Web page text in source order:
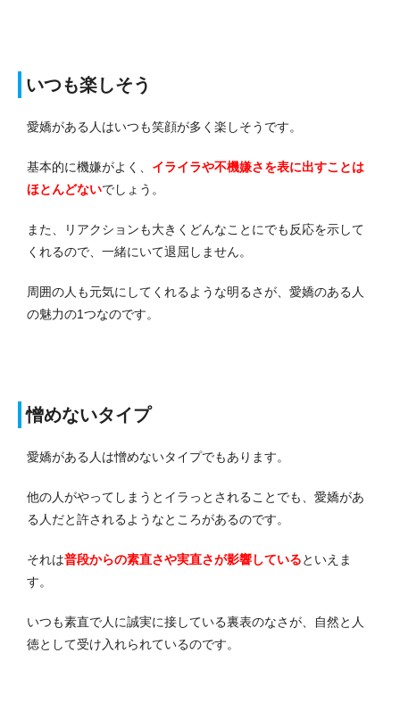
いつも楽しそう
愛嬌がある人はいつも笑顔が多く楽しそうです。
基本的に機嫌がよく、 イライラや不機嫌さを表に出すことは
ほとんどないでしょう。
また、リアクションも大きくどんなことにでも反応を示して
くれるので、一緒にいて退屈しません。
周囲の人も元気にしてくれるような明るさが、愛嬌のある人
の魅力の1つなのです。
憎めないタイプ
愛嬌がある人は憎めないタイプでもあります。
他の人がやってしまうとイラっとされることでも、愛嬌があ
る人だと許されるようなところがあるのです。
それは普段からの素直さや実直さが影響しているといえま
す。
いつも素直で人に誠実に接している裏表のなさが、自然と人
徳として受け入れられているのです。